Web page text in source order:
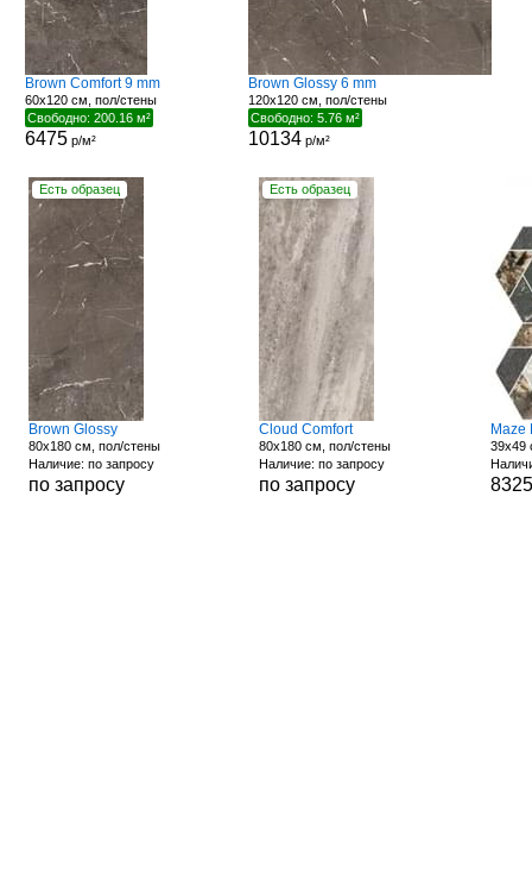
Brown Comfort 9 mm
60x120 см, пол/стены
Свободно: 200.16 м²
6475р/м²
Brown Glossy 6 mm
120x120 см, пол/стены
Свободно: 5.76 м²
10134 р/м²
Есть образец
Brown Glossy
80x180 см, пол/стены
Наличие: по запросу
по запросу
Есть образец
Cloud Comfort
80x180 см, пол/стены
Наличие: по запросу
по запросу
Maze
39x49
8325